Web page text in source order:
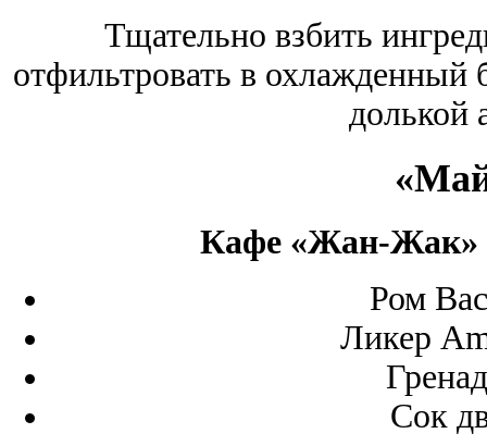
Тщательно взбить
отфильтровать в охлажденный
долькой
Кафе «Жан-Жак»
Ром
Ликер
Сок